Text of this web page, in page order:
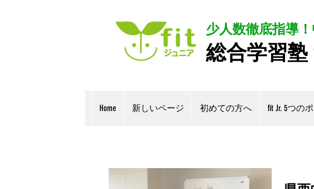
少人数徹底指導
総合学習塾
Home 新しいページ 初めての方へ fit Jr. 5つの